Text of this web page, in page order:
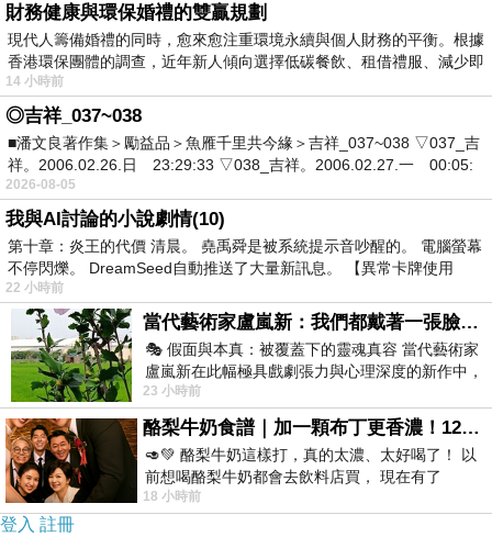
寫日些果真一模一樣
整天在世案對方,不信任對方就昃他,最有的病的就是他,還
有臉哭素
沒有到那麼賤的人,他第名,
自己很愛索取,現在還要他雞老婆索取,笑死人了
這夫妻不就一樣??都愛索取對方又愛是探,報應,娶一個自己
一樣竹旳老婆
日些,噁心死.比屎都惡
那麼愛找陳XX,你上床也應該找他幫忙,還有你生孩子時
丫!!
什麼都找個墊背
他身邊的人都曾經是他的墊背,他老婆也是墊背互相採著,互
相利用,下面養時就拿來用
給了錢就人家捆,還覺得人家要感恩,必竟一倍字都賺不到那
麼多
有錢有了不起丫,,啥都用錢買,
財務健康與環保婚禮的雙贏規劃
現代人籌備婚禮的同時，愈來愈注重環境永續與個人財務的平衡。根據
香港環保團體的調查，近年新人傾向選擇低碳餐飲、租借禮服、減少即
14 小時前
◎吉祥_037~038
■潘文良著作集＞勵益品＞魚雁千里共今緣＞吉祥_037~038 ▽037_吉
祥。2006.02.26.日 23:29:33 ▽038_吉祥。2006.02.27.一 00:05:
2026-08-05
我與AI討論的小說劇情(10)
第十章：炎王的代價 清晨。 堯禹舜是被系統提示音吵醒的。 電腦螢幕
不停閃爍。 DreamSeed自動推送了大量新訊息。 【異常卡牌使用
22 小時前
當代藝術家盧嵐新：我們都戴著一張臉，可真正的自己，總藏在那些被塗抹、被覆蓋的痕跡裡
🎭 假面與本真：被覆蓋下的靈魂真容 當代藝術家
盧嵐新在此幅極具戲劇張力與心理深度的新作中，
運用質感豐富的紙材肌理、墨痕與大膽的
23 小時前
酪梨牛奶食譜｜加一顆布丁更香濃！120秒完成飲料店級酪梨奶昔｜imami 旗艦豆漿機
🥑💚 酪梨牛奶這樣打，真的太濃、太好喝了！ 以
前想喝酪梨牛奶都會去飲料店買， 現在有了
imami 健康煮藝｜旗艦破壁智慧養生豆漿機，
18 小時前
登入 註冊